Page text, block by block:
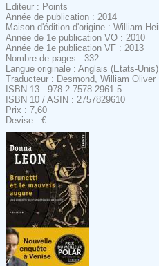
Editeur : Points
Année de publication : 2014
Maison d'édition d'origine : William
Année de 1e publication VO : 2010
Année de 1e publication VF : 2013
Nombre de pages : 332
Langue originale : Anglais (Etats-Unis)
Traducteur : Desmond, William Oliver
ISBN 13 : 978-2-7578-2961-5
ISBN 10 / ASIN : 2757829610
Prix : 7,60
Devise : €